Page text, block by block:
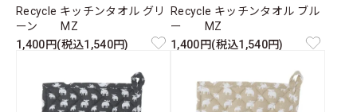
Recycle キッチンタオル グリ
ーン MZ
1,400円(税込1,540円)
Recycle キッチンタオル ブル
ー MZ
1,400円(税込1,540円)